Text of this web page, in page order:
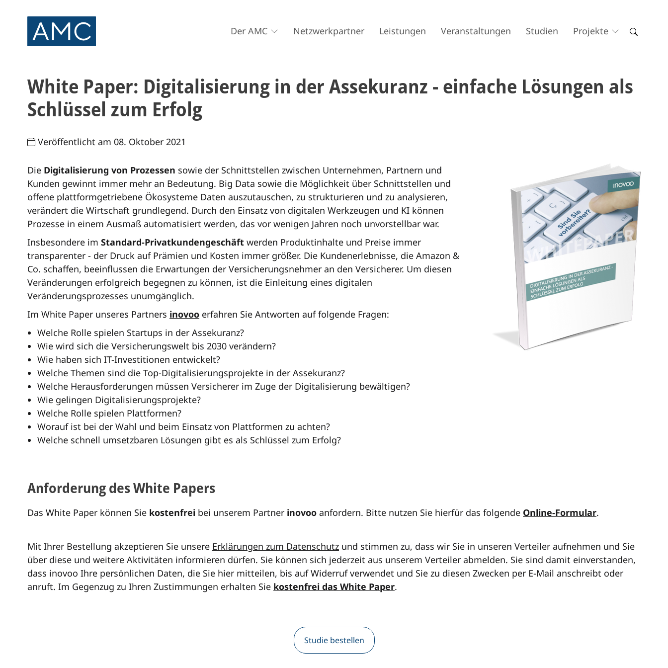
Der AMC Netzwerkpartner Leistungen Veranstaltungen Studien Projekte
White Paper: Digitalisierung in der Assekuranz - einfache Lösungen als
Schlüssel zum Erfolg
Veröffentlicht am 08. Oktober 2021
Die Digitalisierung von Prozessen sowie der Schnittstellen zwischen Unternehmen, Partnern und
Kunden gewinnt immer mehr an Bedeutung. Big Data sowie die Möglichkeit über Schnittstellen und
offene plattformgetriebene Ökosysteme Daten auszutauschen, zu strukturieren und zu analysieren,
verändert die Wirtschaft grundlegend. Durch den Einsatz von digitalen Werkzeugen und KI können
Prozesse in einem Ausmaß automatisiert werden, das vor wenigen Jahren noch unvorstellbar war.
Insbesondere im Standard-Privatkundengeschäft werden Produktinhalte und Preise immer
transparenter - der Druck auf Prämien und Kosten immer größer. Die Kundenerlebnisse, die Amazon &
Co. schaffen, beeinflussen die Erwartungen der Versicherungsnehmer an den Versicherer. Um diesen
Veränderungen erfolgreich begegnen zu können, ist die Einleitung eines digitalen
Veränderungsprozesses unumgänglich.
Im White Paper unseres Partners inovoo erfahren Sie Antworten auf folgende Fragen:
Welche Rolle spielen Startups in der Assekuranz?
Wie wird sich die Versicherungswelt bis 2030 verändern?
Wie haben sich IT-Investitionen entwickelt?
Welche Themen sind die Top-Digitalisierungsprojekte in der Assekuranz?
Welche Herausforderungen müssen Versicherer im Zuge der Digitalisierung bewältigen?
Wie gelingen Digitalisierungsprojekte?
Welche Rolle spielen Plattformen?
Worauf ist bei der Wahl und beim Einsatz von Plattformen zu achten?
Welche schnell umsetzbaren Lösungen gibt es als Schlüssel zum Erfolg?
Anforderung des White Papers
Das White Paper können Sie kostenfrei bei unserem Partner inovoo anfordern. Bitte nutzen Sie hierfür das folgende Online-Formular.
Mit Ihrer Bestellung akzeptieren Sie unsere Erklärungen zum Datenschutz und stimmen zu, dass wir Sie in unseren Verteiler aufnehmen und Sie
über diese und weitere Aktivitäten informieren dürfen. Sie können sich jederzeit aus unserem Verteiler abmelden. Sie sind damit einverstanden,
dass inovoo Ihre persönlichen Daten, die Sie hier mitteilen, bis auf Widerruf verwendet und Sie zu diesen Zwecken per E-Mail anschreibt oder
anruft. Im Gegenzug zu Ihren Zustimmungen erhalten Sie kostenfrei das White Paper.
Studie bestellen